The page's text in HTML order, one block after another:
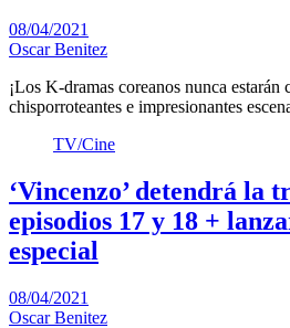
08/04/2021
Oscar Benitez
¡Los K-dramas coreanos nunca estarán
chisporroteantes e impresionantes
TV/Cine
‘Vincenzo’ detendrá la
episodios 17 y 18 +
especial
08/04/2021
Oscar Benitez